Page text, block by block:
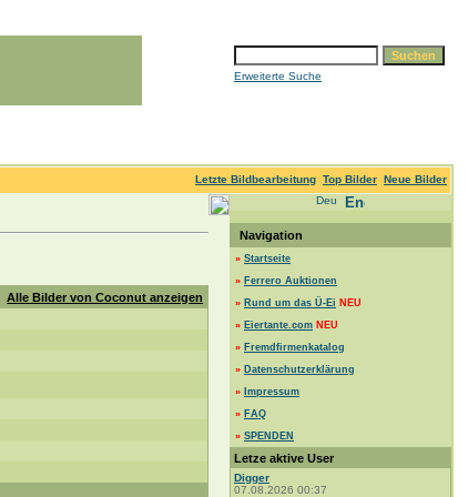
Erweiterte Suche
Letzte Bildbearbeitung Top Bilder Neue Bilder
Alle Bilder von Coconut anzeigen
Navigation
» Startseite
» Ferrero Auktionen
» Rund um das Ü-Ei NEU
» Eiertante.com NEU
» Fremdfirmenkatalog
» Datenschutzerklärung
» Impressum
» FAQ
» SPENDEN
Letze aktive User
Digger
07.08.2026 00:37